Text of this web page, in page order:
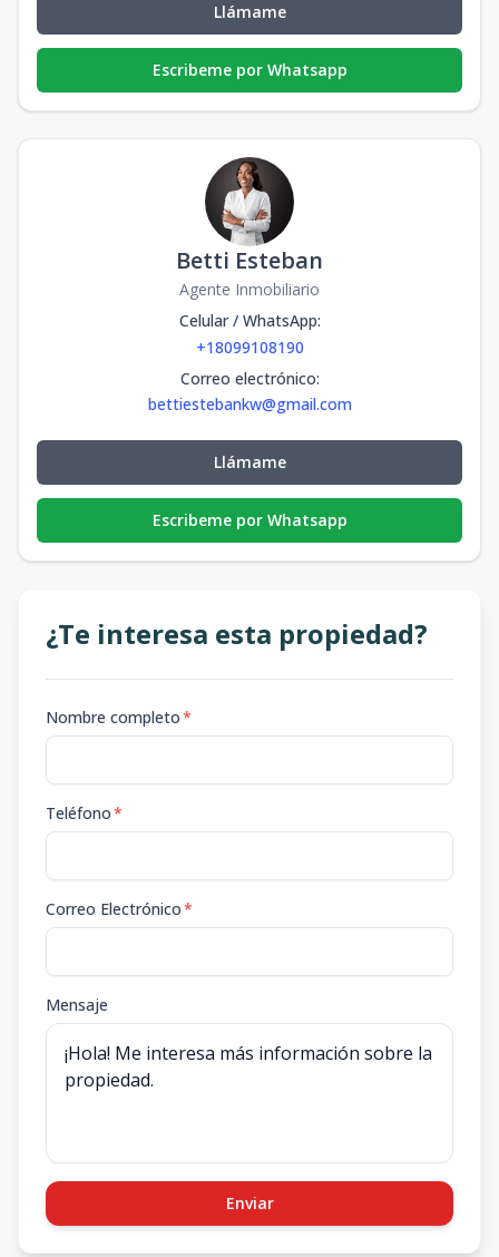
Llámame
Escribeme por Whatsapp
Betti Esteban
Agente Inmobiliario
Celular / WhatsApp:
+18099108190
Correo electrónico:
bettiestebankw@gmail.com
Llámame
Escribeme por Whatsapp
¿Te interesa esta propiedad?
Nombre completo*
Teléfono*
Correo Electrónico*
Mensaje
Enviar